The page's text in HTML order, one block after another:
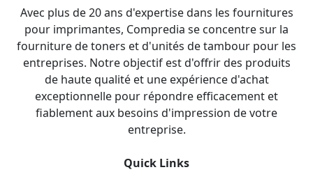
Avec plus de 20 ans d'expertise dans les fournitures
pour imprimantes, Compredia se concentre sur la
fourniture de toners et d'unités de tambour pour les
entreprises. Notre objectif est d'offrir des produits
de haute qualité et une expérience d'achat
exceptionnelle pour répondre efficacement et
fiablement aux besoins d'impression de votre
entreprise.
Quick Links